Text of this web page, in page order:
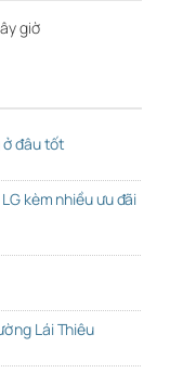
giờ
ở đâu tốt
kèm nhiều ưu đãi
Lái Thiêu